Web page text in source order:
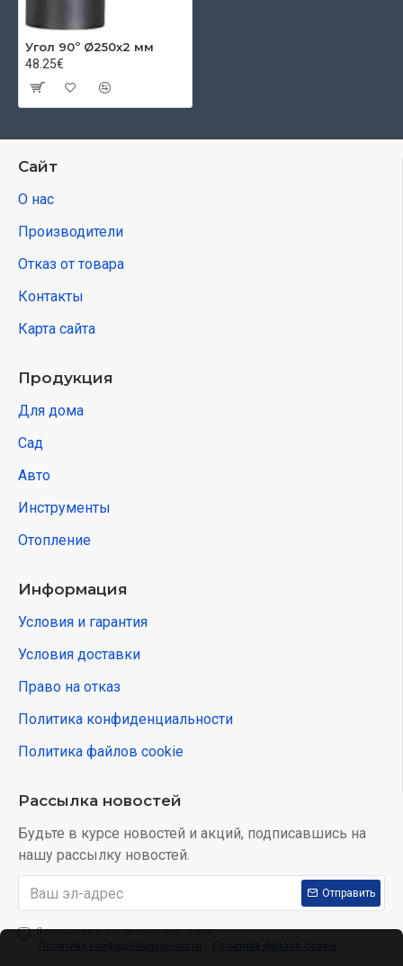
Угол 90º Ø250x2 мм
48.25€
Сайт
О нас
Производители
Отказ от товара
Контакты
Карта сайта
Продукция
Для дома
Сад
Авто
Инструменты
Отопление
Информация
Условия и гарантия
Условия доставки
Право на отказ
Политика конфиденциальности
Политика файлов cookie
Рассылка новостей
Будьте в курсе новостей и акций, подписавшись на
нашу рассылку новостей.
Отправить
Я прочитал и согласен с условиям:
Политика конфиденциальности
Политика файлов cookie